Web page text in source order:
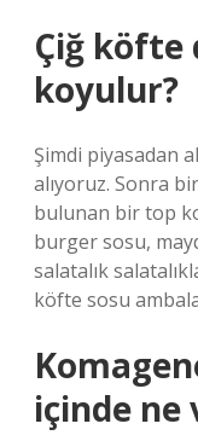
Çiğ köfte
koyulur?
Şimdi piyasadan
alıyoruz. Sonra
bulunan bir top
burger sosu,
salatalık
köfte sosu
içinde ne